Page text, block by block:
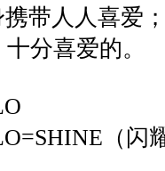
带人人喜爱
分喜爱的。
（闪